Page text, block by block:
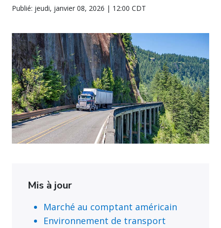
Publié: jeudi, janvier 08, 2026 | 12:00 CDT
Mis à jour
Marché au comptant américain
Environnement de transport